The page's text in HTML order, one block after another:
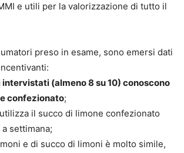
e utili per la valorizzazione di tutto il
preso in esame, sono emersi dati
(almeno 8 su 10) conoscono
confezionato;
il succo di limone confezionato
settimana;
e di succo di limoni è molto simile,